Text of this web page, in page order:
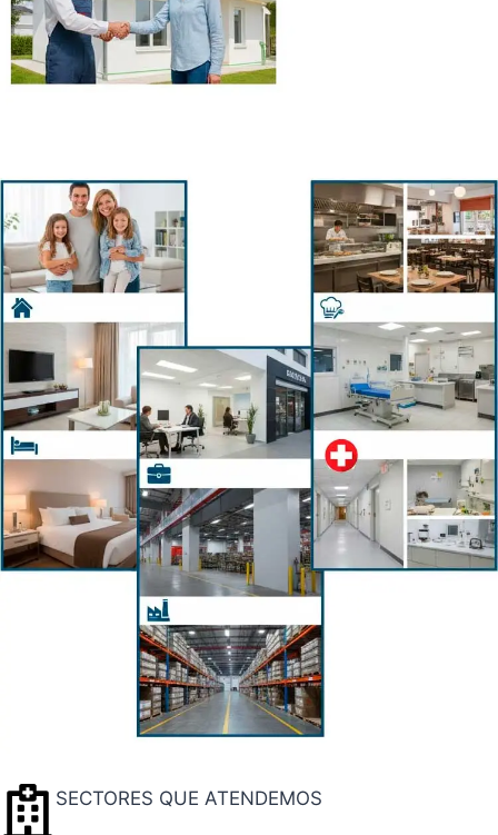
SECTORES QUE ATENDEMOS